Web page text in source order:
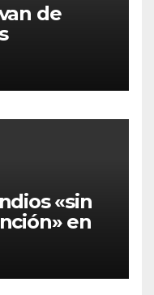
de
21%
pasado
«sin
en